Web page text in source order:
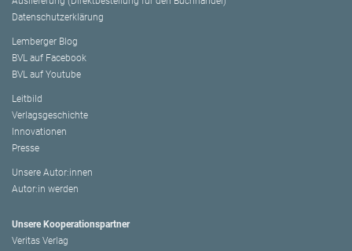
Datenschutzerklärung
Lemberger Blog
BVL auf Facebook
BVL auf Youtube
Leitbild
Verlagsgeschichte
Innovationen
Presse
Unsere Autor:innen
Autor:in werden
Unsere Kooperationspartner
Veritas Verlag